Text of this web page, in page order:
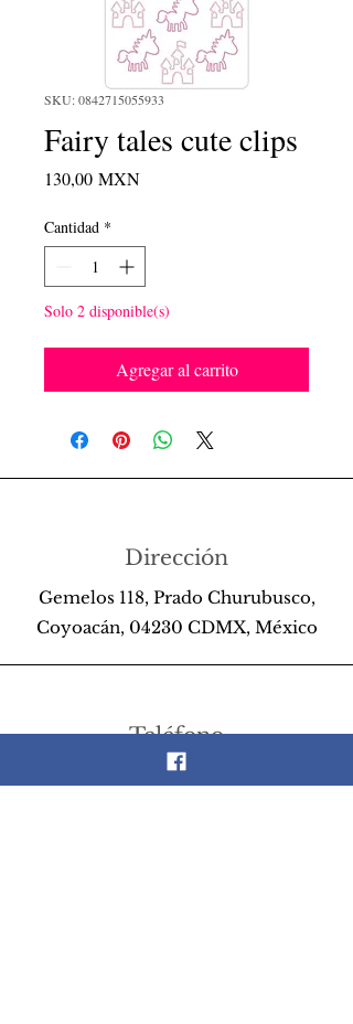
SKU: 0842715055933
Fairy tales cute clips
130,00 MXNPrecio
Cantidad *
Solo 2 disponible(s)
Agregar al carrito
Dirección
Gemelos 118, Prado Churubusco,
Coyoacán, 04230 CDMX, México
Teléfono
55 26 89 13 14